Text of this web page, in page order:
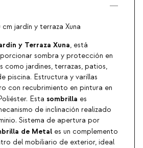
jardín y terraza Xuna
y Terraza Xuna, está
sombra y protección en
como jardines, terrazas, patios,
piscina. Estructura y varillas
con recubrimiento en pintura en
Esta sombrilla es
de inclinación realizado
Sistema de apertura por
de Metal es un complemento
del mobiliario de exterior, ideal